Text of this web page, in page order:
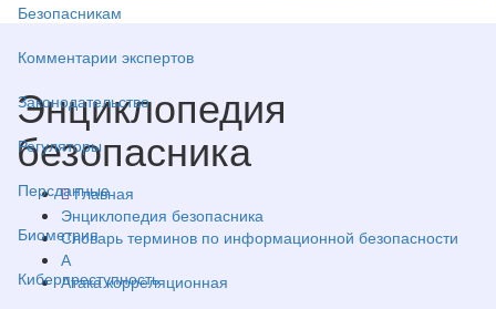
Безопасникам
Комментарии экспертов
Законодательство
Регуляторы
Персданные
Биометрия
Киберпреступность
Энциклопедия
безопасника
Главная
Энциклопедия безопасника
Словарь терминов по информационной безопасности
А
Атака корреляционная